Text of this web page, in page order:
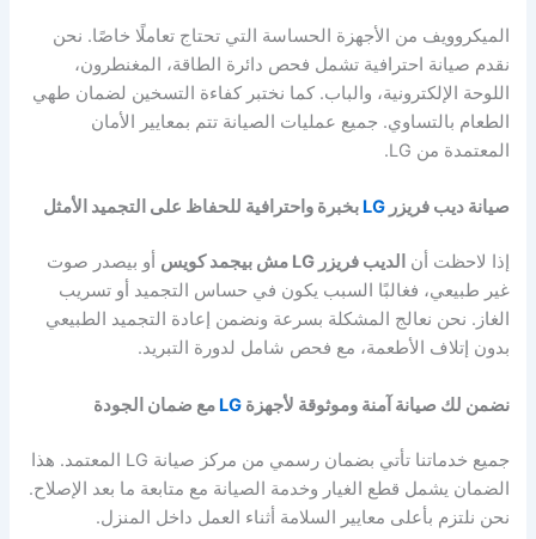
الميكروويف من الأجهزة الحساسة التي تحتاج تعاملًا خاصًا. نحن
نقدم صيانة احترافية تشمل فحص دائرة الطاقة، المغنطرون،
اللوحة الإلكترونية، والباب. كما نختبر كفاءة التسخين لضمان طهي
الطعام بالتساوي. جميع عمليات الصيانة تتم بمعايير الأمان
المعتمدة من LG.
صيانة ديب فريزرLG بخبرة واحترافية للحفاظ على التجميد الأمثل
إذا لاحظت أن الديب فريزر LG مش بيجمد كويس
أو بيصدر صوت
غير طبيعي، فغالبًا السبب يكون في حساس التجميد أو تسريب
الغاز. نحن نعالج المشكلة بسرعة ونضمن إعادة التجميد الطبيعي
بدون إتلاف الأطعمة، مع فحص شامل لدورة التبريد.
نضمن لك صيانة آمنة وموثوقة لأجهزةLG مع ضمان الجودة
جميع خدماتنا تأتي بضمان رسمي من مركز صيانة LG المعتمد. هذا
الضمان يشمل قطع الغيار وخدمة الصيانة مع متابعة ما بعد الإصلاح.
نحن نلتزم بأعلى معايير السلامة أثناء العمل داخل المنزل.